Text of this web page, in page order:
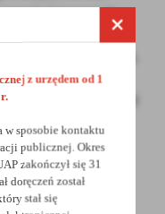
dotyczących
i obywateli
mapy ewidencyjnej,
zasobów
informatycznej
Wielkopolskim.
z urzędem od 1
w sposobie kontaktu
publicznej. Okres
zakończył się 31
doręczeń został
stał się